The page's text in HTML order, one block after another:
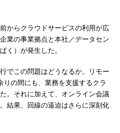
からクラウドサービスの利用が広
業の事業拠点と本社／データセン
く）が発生した。
でこの問題はどうなるか。リモー
りの間にも、業務を支援するクラ
。それに加えて、オンライン会議
結果、回線の逼迫はさらに深刻化